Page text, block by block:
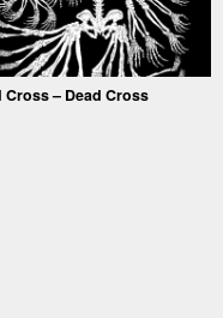
Cross – Dead Cross